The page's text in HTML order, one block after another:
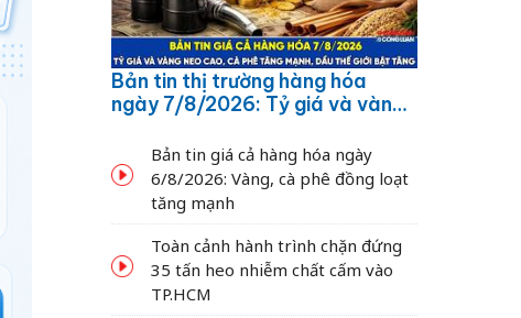
Bản tin thị trường hàng hóa
ngày 7/8/2026: Tỷ giá và vàng
dầu thế giới bật tăng
Bản tin giá cả hàng hóa ngày
6/8/2026: Vàng, cà phê đồng loạt
tăng mạnh
Toàn cảnh hành trình chặn đứng
35 tấn heo nhiễm chất cấm vào
TP.HCM